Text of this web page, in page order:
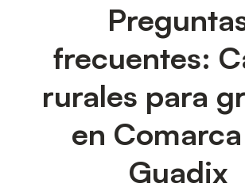
frecuentes:
rurales para
en
Guadix